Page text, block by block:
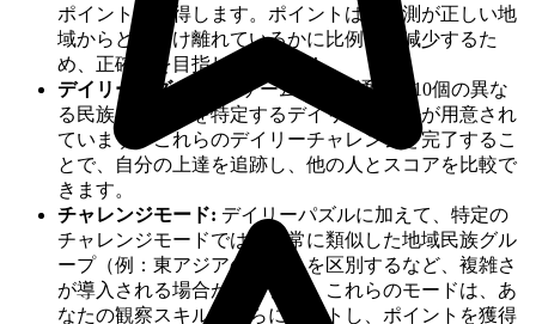
ポイントを獲得します。ポイントは、推測が正しい地
域からどれだけ離れているかに比例して減少するた
め、正確さを目指しましょう！
デイリーパズル:
このゲームには、通常、10個の異な
る民族グループを特定するデイリーパズルが用意され
ています。これらのデイリーチャレンジを完了するこ
とで、自分の上達を追跡し、他の人とスコアを比較で
きます。
チャレンジモード: デイリーパズルに加えて、特定の
チャレンジモードでは、非常に類似した地域民族グル
ープ（例：東アジアの区別）を区別するなど、複雑さ
が導入される場合があります。これらのモードは、あ
なたの観察スキルをさらにテストし、ポイントを獲得